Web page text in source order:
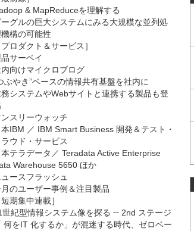
& MapReduceを理解する
ーグルの巨大システムにみる大規模な並列処
構の可能性
プロダクト＆サービス］
サーベイ
向けマイクロブログ
ぶやき”ベースの情報共有基盤を社内に
システムやWebサイトと連携する製品も登
ンスリーウォッチ
本IBM ／ IBM Smart Business 開発＆テスト・
ラウド・サービス
本テラデータ／ Teradata Active Enterprise
Warehouse 5650 ほか
ュースフラッシュ
のユーザー事例＆注目製品
短期集中連載］
世紀型情報システム像を探る ─ 2nd ステージ
何をIT 化するか」が混迷する時代、ゼロベー